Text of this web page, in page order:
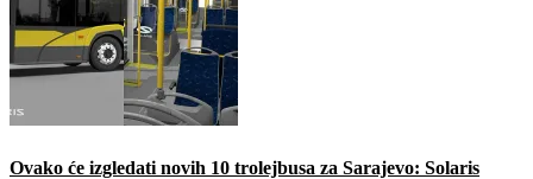
Ovako će izgledati novih 10 trolejbusa za Sarajevo: Solaris